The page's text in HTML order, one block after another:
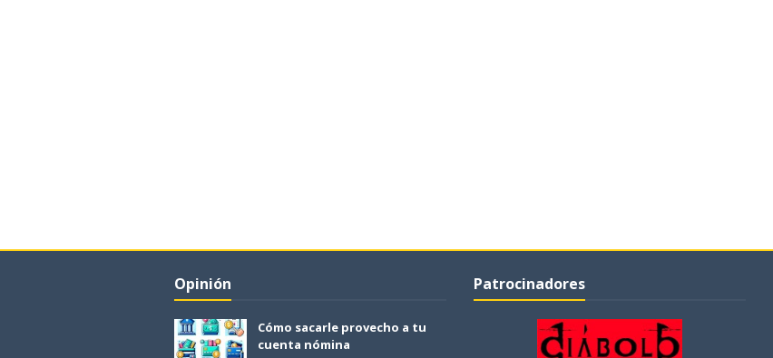
Opinión
Cómo sacarle provecho a tu
cuenta nómina
Patrocinadores